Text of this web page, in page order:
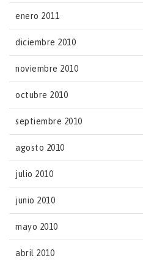
enero 2011
diciembre 2010
noviembre 2010
octubre 2010
septiembre 2010
agosto 2010
julio 2010
junio 2010
mayo 2010
abril 2010